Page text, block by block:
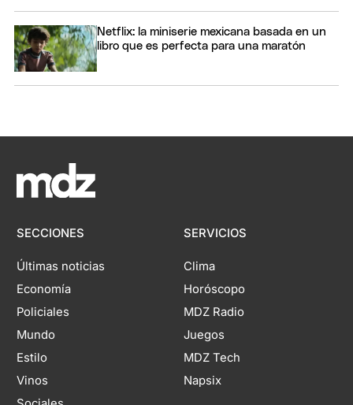
Netflix: la miniserie mexicana basada en un
libro que es perfecta para una maratón
SECCIONES
Últimas noticias
Economía
Policiales
Mundo
Estilo
Vinos
SERVICIOS
Clima
Horóscopo
MDZ Radio
Juegos
MDZ Tech
Napsix